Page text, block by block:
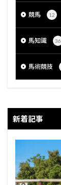
競馬 12
馬知識 36
馬術競技
新着記事